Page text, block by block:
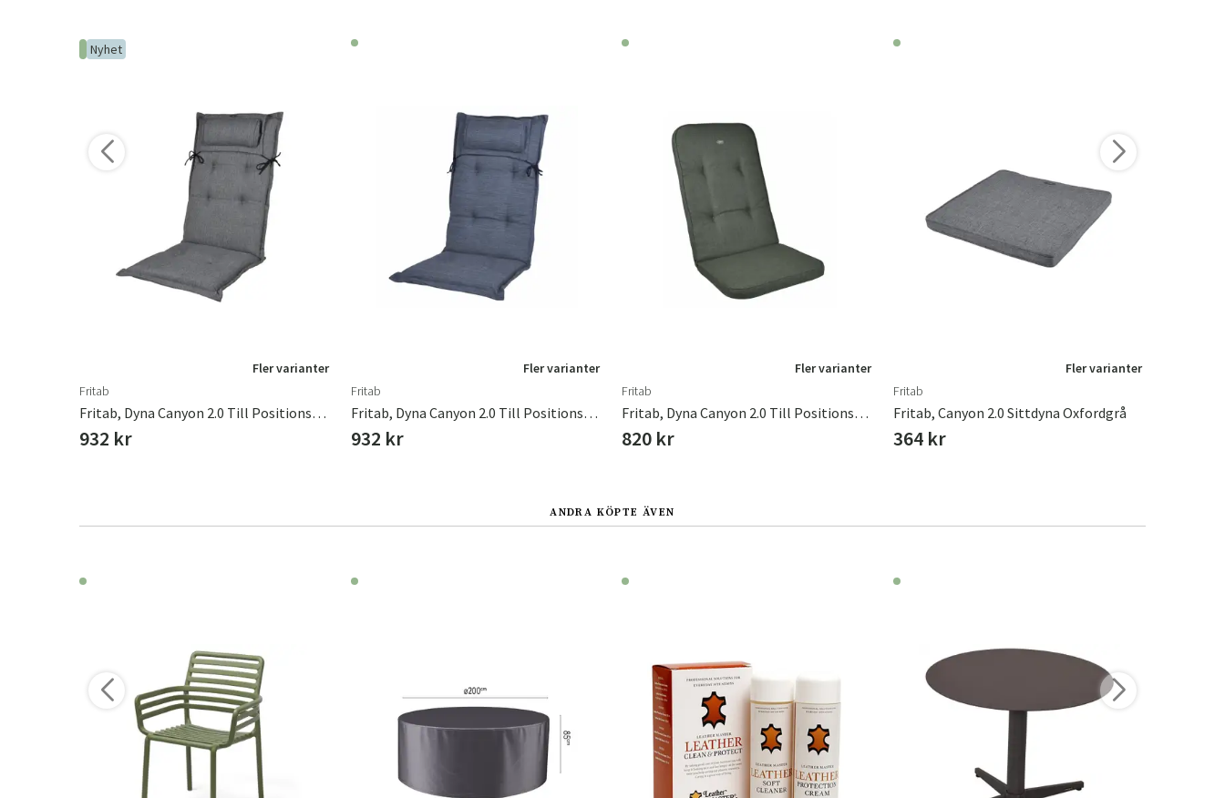
Nyhet
Fler varianter
Fritab
Fritab, Dyna Canyon 2.0 Till Positionsstol Oxfordgrå
932 kr
Fler varianter
Fritab
Fritab, Dyna Canyon 2.0 Till Positionsstol Indigo
932 kr
Fler varianter
Fritab
Fritab, Dyna Canyon 2.0 Till Positionsstol Skogsgrön
820 kr
Fler varianter
Fritab
Fritab, Canyon 2.0 Sittdyna Oxfordgrå
364 kr
ANDRA KÖPTE ÄVEN